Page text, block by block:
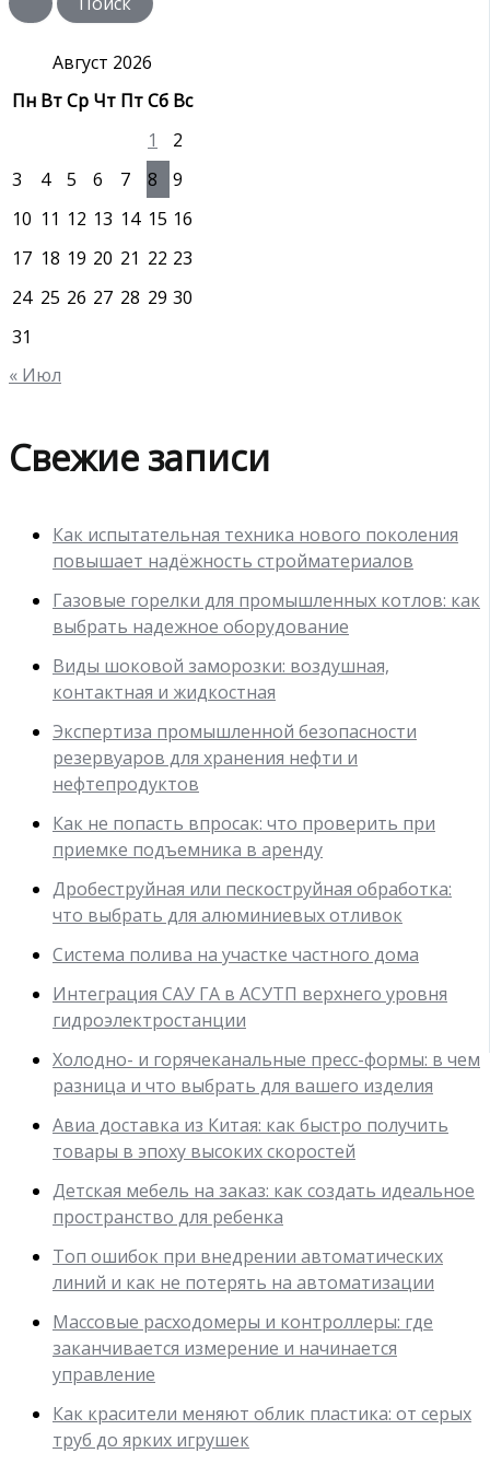
с
Август 2026
Пн ВтСр Чт ПтСб Вс
1
2
3
4 5 6 7 8
9
10 11 12 13 14 15 16
17 18 19 20 21 22 23
24 25 26 27 28 29 30
31
« Июл
Свежие записи
Как испытательная техника нового поколения
повышает надёжность стройматериалов
Газовые горелки для промышленных котлов: как
выбрать надежное оборудование
Виды шоковой заморозки: воздушная,
контактная и жидкостная
Экспертиза промышленной безопасности
резервуаров для хранения нефти и
нефтепродуктов
Как не попасть впросак: что проверить при
приемке подъемника в аренду
Дробеструйная или пескоструйная обработка:
что выбрать для алюминиевых отливок
Система полива на участке частного дома
Интеграция САУ ГА в АСУТП верхнего уровня
гидроэлектростанции
Холодно- и горячеканальные пресс-формы: в чем
разница и что выбрать для вашего изделия
Авиа доставка из Китая: как быстро получить
товары в эпоху высоких скоростей
Детская мебель на заказ: как создать идеальное
пространство для ребенка
Топ ошибок при внедрении автоматических
линий и как не потерять на автоматизации
Массовые расходомеры и контроллеры: где
заканчивается измерение и начинается
управление
Как красители меняют облик пластика: от серых
труб до ярких игрушек